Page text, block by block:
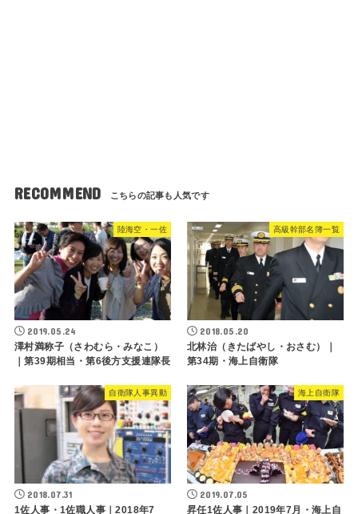
RECOMMEND
陸海空・一佐
2019.05.24
澤村満称子（さわむら・みなこ）
｜第39期相当・第6後方支援連隊長
高級幹部名簿一覧
2018.05.20
北林治（きたばやし・おさむ）｜
第34期・海上自衛隊
自衛隊人事異動
2018.07.31
1佐人事・1佐職人事｜2018年7
海上自衛隊
2019.07.05
昇任1佐人事｜2019年7月・海上自